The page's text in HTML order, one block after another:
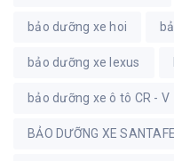
bảo dưỡng xe hoi
bảo dưỡng xe lexus
bảo dưỡng xe ô tô CR - V
BẢO DƯỠNG XE SANTAFE